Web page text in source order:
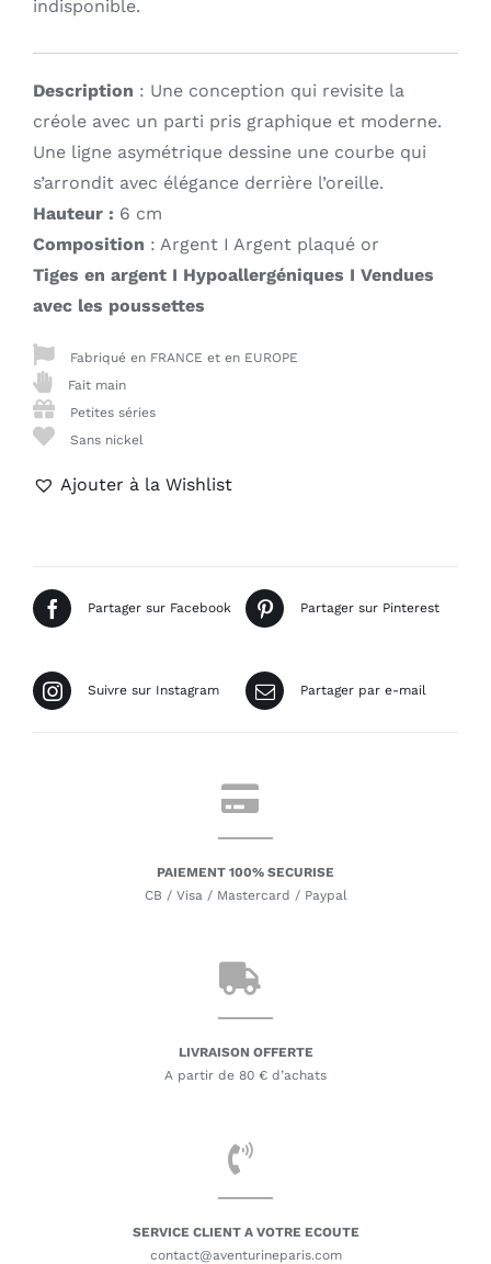
indisponible.
Description : Une conception qui revisite la
créole avec un parti pris graphique et moderne.
Une ligne asymétrique dessine une courbe qui
s’arrondit avec élégance derrière l’oreille.
Hauteur : 6 cm
Composition : Argent I Argent plaqué or
Tiges en argent I Hypoallergéniques I Vendues
avec les poussettes
Fabriqué en FRANCE et en EUROPE
Fait main
Petites séries
Sans nickel
Ajouter à la Wishlist
Partager sur Facebook Partager sur Pinterest
Suivre sur Instagram Partager par e-mail
PAIEMENT 100% SECURISE
CB / Visa / Mastercard / Paypal
LIVRAISON OFFERTE
A partir de 80 € d’achats
SERVICE CLIENT A VOTRE ECOUTE
contact@aventurineparis.com